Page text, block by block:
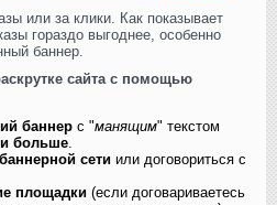
или за клики. Как показывает
гораздо выгоднее, особенно
баннер.
сайта с помощью
баннер с "манящим" текстом
больше
баннерной сети или договориться с
площадки (если договариваетесь